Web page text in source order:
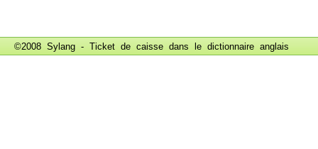
©2008 Sylang - Ticket de caisse dans le dictionnaire anglais